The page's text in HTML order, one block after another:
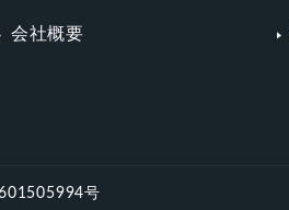
会社概要
号